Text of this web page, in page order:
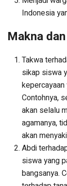
Indonesia
Makna
Takwa
sikap siswa
kepercayaan
Contohnya,
akan selalu
agamanya,
akan
Abdi
siswa yang
bangsanya.